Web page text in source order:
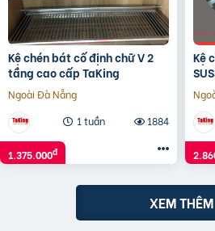
Kệ chén bát cố định chữ V 2
tầng cao cấp TaKing
Ngoài Đà Nẵng
1 tuần
1884
1.375.000đ
Kệ
XEM THÊM